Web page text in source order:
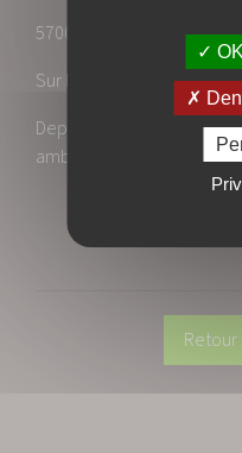
57000 METZ
Sur RDV du Lundi au
Depuis plus de 14 ans,
ambition, VOTRE